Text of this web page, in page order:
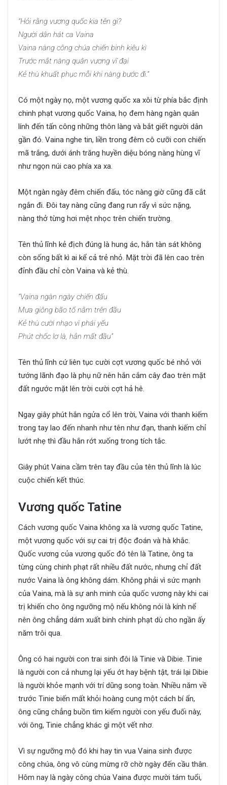
“Hỏi rằng vương quốc kia tên gì?
Người dân hát ca Vaina
Vaina nàng công chúa chiến binh kiêu kì
Trước mắt nàng quân vương vĩ đại
Kẻ thù khuất phục mỗi khi nàng bước đi.”
Có một ngày nọ, một vương quốc xa xôi từ phía bắc định
chinh phạt vương quốc Vaina, họ đem hàng ngàn quân
lính đến tấn công những thôn làng và bắt giết người dân
gần đó. Vaina nghe tin, liền trong đêm cô cưỡi con chiến
mã trắng, dưới ánh trăng huyền diệu bóng nàng hùng vĩ
như ngọn núi cao phía xa xa.
Một ngàn ngày đêm chiến đấu, tóc nàng giờ cũng đã cắt
ngắn đi. Đôi tay nàng cũng đang run rẩy vì sức nặng,
nàng thở từng hơi mệt nhọc trên chiến trường.
Tên thủ lĩnh kẻ địch đúng là hung ác, hắn tàn sát không
còn sống bất kì ai kể cả trẻ nhỏ. Mặt trời đã lên cao trên
đỉnh đầu chỉ còn Vaina và kẻ thù.
“Vaina ngàn ngày chiến đấu
Mưa giông bão tố nằm trên đầu
Kẻ thù cười nhạo vì phái yếu
Phút chốc lơ là, hắn mất đầu”
Tên thủ lĩnh cứ liên tục cười cợt vương quốc bé nhỏ với
tướng lãnh đạo là phụ nữ nên hắn cắm cây đao trên mặt
đất ngước mặt lên trời cười cợt hả hê.
Ngay giây phút hắn ngửa cổ lên trời, Vaina với thanh kiếm
trong tay lao đến nhanh như tên như đạn, thanh kiếm chỉ
lướt nhẹ thì đầu hắn rớt xuống trong tích tắc.
Giây phút Vaina cầm trên tay đầu của tên thủ lĩnh là lúc
cuộc chiến kết thúc.
Vương quốc Tatine
Cách vương quốc Vaina không xa là vương quốc Tatine,
một vương quốc với sự cai trị độc đoán và hà khắc.
Quốc vương của vương quốc đó tên là Tatine, ông ta
từng cùng chinh phạt rất nhiều đất nước, nhưng chỉ đất
nước Vaina là ông không dám. Không phải vì sức mạnh
của Vaina, mà là sự anh minh của quốc vương này khi cai
trị khiến cho ông ngưỡng mộ nếu không nói là kính nể
nên ông chẳng dám xuất binh chinh phạt dù cho ngần ấy
năm trôi qua.
Ông có hai người con trai sinh đôi là Tinie và Dibie. Tinie
là người con cả nhưng lại yếu ớt hay bệnh tật, trái lại Dibie
là người khỏe mạnh với trí dũng song toàn. Nhiều năm về
trước Tinie biến mất khỏi hoàng cung một cách bí ẩn,
ông cũng chẳng buồn tìm kiếm người con yếu đuối này,
với ông, Tinie chẳng khác gì một vết nhơ.
Vì sự ngưỡng mộ đó khi hay tin vua Vaina sinh được
công chúa, ông vô cùng mừng rỡ chờ ngày đến cầu thân.
Hôm nay là ngày công chúa Vaina được mười tám tuổi,